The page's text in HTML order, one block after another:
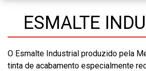
ESMALTE
O Esmalte Industrial produzido pela
tinta de acabamento especialmente